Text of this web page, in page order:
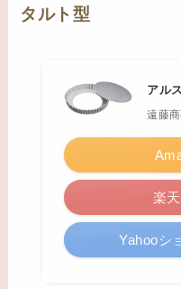
タルト型
アル
遠藤
楽
Yahooシ